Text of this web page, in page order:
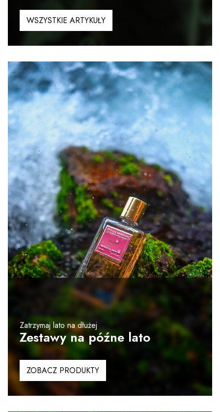
WSZYSTKIE ARTYKUŁY
Zatrzymaj lato na dłużej
Zestawy na późne lato
ZOBACZ PRODUKTY